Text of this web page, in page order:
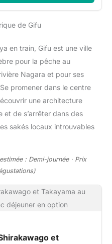
de Gifu
en train, Gifu est une ville
pour la pêche au
Nagara et pour ses
promener dans le centre
une architecture
et de s’arrêter dans des
sakés locaux introuvables
: Demi-journée · Prix
et